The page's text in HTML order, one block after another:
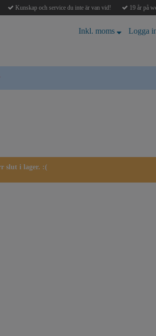
Kunskap och service du inte är van vid! 19 år på
Inkl. moms Logga
slut i lager. :(